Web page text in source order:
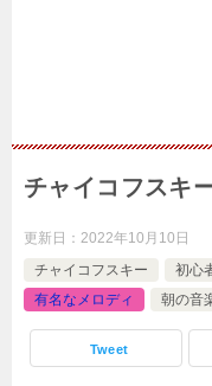
チャイコフスキ
更新日： 2022年10月10日
チャイコフスキー
初心
有名なメロディ
朝の音
Tweet